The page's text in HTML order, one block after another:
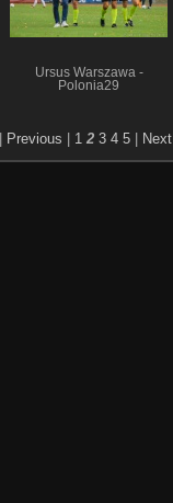
Ursus Warszawa -
Polonia29
Previous 1 2 3 4 5 Next